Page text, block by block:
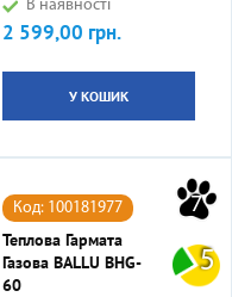
В наявності
Ціна
2 599,00 грн.
У КОШИК
7
5
Код: 100181977
Теплова Гармата
Газова BALLU BHG-
60